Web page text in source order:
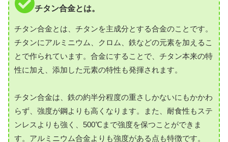
チタン合金とは。
チタン合金とは、チタンを主成分とする合金のことです。
チタンにアルミニウム、クロム、鉄などの元素を加えるこ
とで作られています。合金にすることで、チタン本来の特
性に加え、添加した元素の特性も発揮されます。
チタン合金は、鉄の約半分程度の重さしかないにもかかわ
らず、強度が鋼よりも高くなります。また、耐食性もステ
ンレスよりも強く、500℃まで強度を保つことができま
す。アルミニウム合金よりも強度がある点も特徴です。